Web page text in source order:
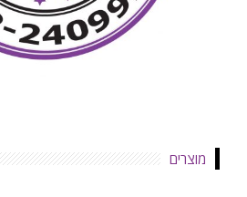
מוצרים